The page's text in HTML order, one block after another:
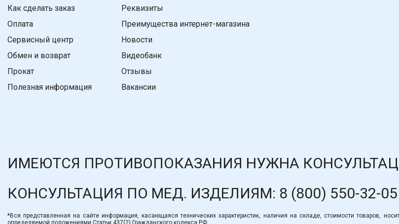
Как сделать заказ
Оплата
Сервисный центр
Обмен и возврат
Прокат
Полезная информация
Реквизиты
Преимущества интернет-магазина
Новости
Видеобанк
Отзывы
Вакансии
ИМЕЮТСЯ ПРОТИВОПОКАЗАНИЯ НУЖНА
КОНСУЛЬТАЦИЯ ПО МЕД. ИЗДЕЛИЯМ: 8 (800) 550-32-05
*Вся представленная на сайте информация, касающаяся технических характеристик, наличия на складе, стоимости товаров,
определяемой положениями Статьи 437(2) Гражданского кодекса РФ.